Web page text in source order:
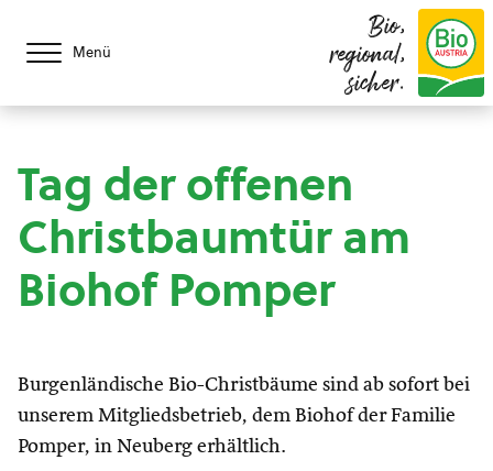
Menü
Bio,
regional,
sicher.
Tag der offenen
Christbaumtür am
Biohof Pomper
Burgenländische Bio-Christbäume sind ab sofort bei
unserem Mitgliedsbetrieb, dem Biohof der Familie
Pomper, in Neuberg erhältlich.